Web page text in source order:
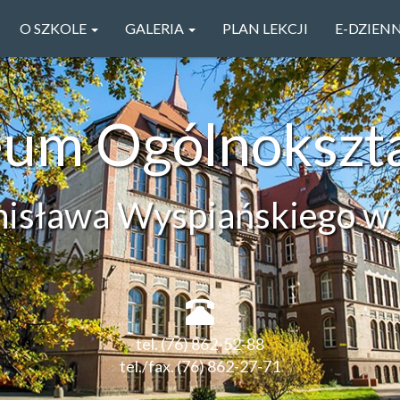
O SZKOLE GALERIA PLAN LEKCJI E-
Wyspiańskiego w
tel. (76) 862-52-88
tel./fax. (76) 862-27-71